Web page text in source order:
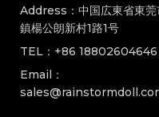
Address：中国広東省東莞
鎮楊公朗新村1路1号
TEL：+86 18802604646
Email：